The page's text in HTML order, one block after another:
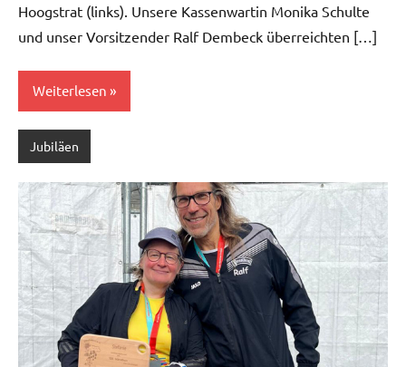
Hoogstrat (links). Unsere Kassenwartin Monika Schulte
und unser Vorsitzender Ralf Dembeck überreichten […]
Weiterlesen
Jubiläen